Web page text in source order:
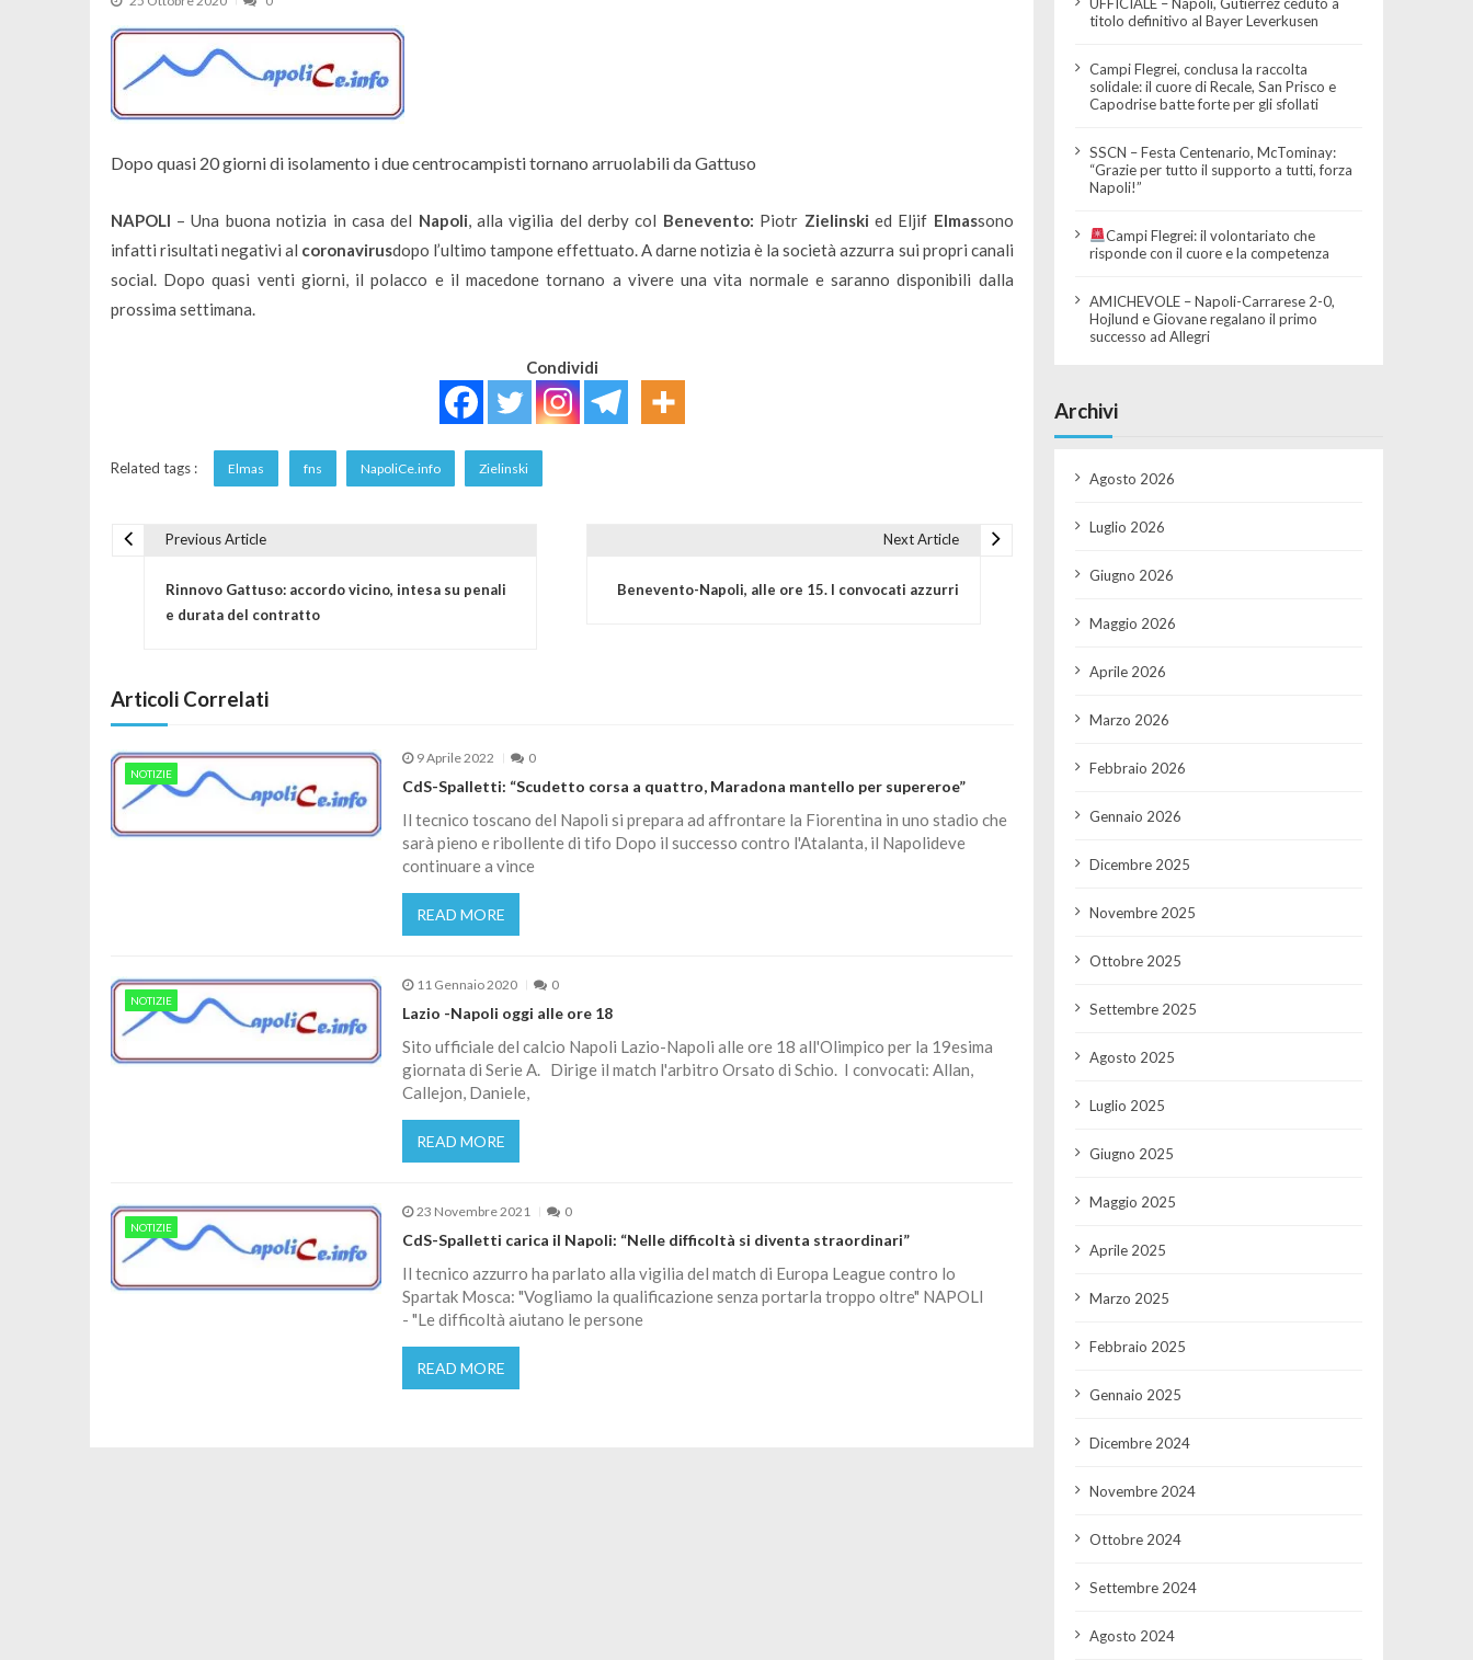
Dopo quasi 20 giorni di isolamento i due centrocampisti tornano arruolabili da Gattuso
NAPOLI – Una buona notizia in casa del Napoli, alla vigilia del derby col Benevento: Piotr Zielinski ed Eljif Elmassono
infatti risultati negativi al coronavirusdopo l’ultimo tampone effettuato. A darne notizia è la società azzurra sui propri canali
social. Dopo quasi venti giorni, il polacco e il macedone tornano a vivere una vita normale e saranno disponibili dalla
prossima settimana.
Condividi
Related tags : Elmas fns NapoliCe.info Zielinski
Previous Article
Rinnovo Gattuso: accordo vicino, intesa su penali
e durata del contratto
Next Article
Benevento-Napoli, alle ore 15. I convocati azzurri
Articoli Correlati
NOTIZIE
9 Aprile 2022 0
CdS-Spalletti: “Scudetto corsa a quattro, Maradona mantello per supereroe”
Il tecnico toscano del Napoli si prepara ad affrontare la Fiorentina in uno stadio che
sarà pieno e ribollente di tifo Dopo il successo contro l'Atalanta, il Napolideve
continuare a vince
READ MORE
NOTIZIE
11 Gennaio 2020 0
Lazio -Napoli oggi alle ore 18
Sito ufficiale del calcio Napoli Lazio-Napoli alle ore 18 all'Olimpico per la 19esima
giornata di Serie A. Dirige il match l'arbitro Orsato di Schio. I convocati: Allan,
Callejon, Daniele,
READ MORE
NOTIZIE
23 Novembre 2021 0
CdS-Spalletti carica il Napoli: “Nelle difficoltà si diventa straordinari”
Il tecnico azzurro ha parlato alla vigilia del match di Europa League contro lo
Spartak Mosca: "Vogliamo la qualificazione senza portarla troppo oltre" NAPOLI
- "Le difficoltà aiutano le persone
READ MORE
titolo definitivo al Bayer Leverkusen
Campi Flegrei, conclusa la raccolta
solidale: il cuore di Recale, San Prisco e
Capodrise batte forte per gli sfollati
SSCN – Festa Centenario, McTominay:
“Grazie per tutto il supporto a tutti, forza
Napoli!”
Campi Flegrei: il volontariato che
risponde con il cuore e la competenza
AMICHEVOLE – Napoli-Carrarese 2-0,
Hojlund e Giovane regalano il primo
successo ad Allegri
Archivi
Agosto 2026
Luglio 2026
Giugno 2026
Maggio 2026
Aprile 2026
Marzo 2026
Febbraio 2026
Gennaio 2026
Dicembre 2025
Novembre 2025
Ottobre 2025
Settembre 2025
Agosto 2025
Luglio 2025
Giugno 2025
Maggio 2025
Aprile 2025
Marzo 2025
Febbraio 2025
Gennaio 2025
Dicembre 2024
Novembre 2024
Ottobre 2024
Settembre 2024
Agosto 2024